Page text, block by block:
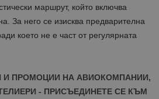
маршрут, който включва
За него се изисква предварителна
което не е част от регулярната
И ПРОМОЦИИ НА АВИОКОМПАНИИ,
- ПРИСЪЕДИНЕТЕ СЕ КЪМ